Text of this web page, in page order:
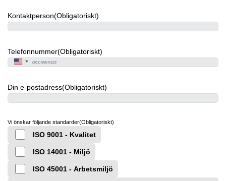
Kontaktperson(Obligatoriskt)
Telefonnummer(Obligatoriskt)
USA +1
Din e-postadress(Obligatoriskt)
Vi önskar följande standarder(Obligatoriskt)
ISO 9001 - Kvalitet
ISO 14001 - Miljö
ISO 45001 - Arbetsmiljö